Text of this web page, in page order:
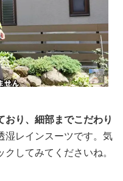
おり、細部までこだわり
湿レインスーツです。気
してみてくださいね。